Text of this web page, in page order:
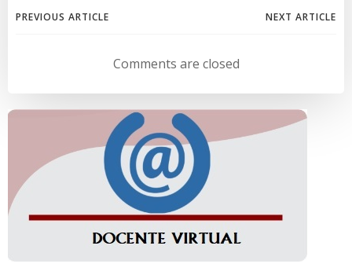
Navegación
entradas
PREVIOUS ARTICLE
Navegación
de
entradas
NEXT ARTICLE
Comments are closed